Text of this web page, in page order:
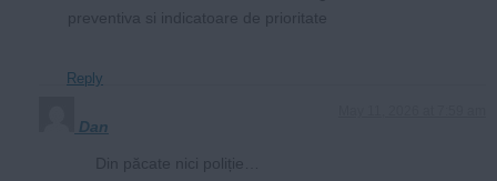
Reply
Dan